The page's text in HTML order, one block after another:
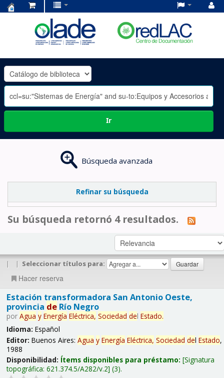
OLADE
-
Ir
Búsqueda avanzada
Refinar su búsqueda
Su búsqueda retornó 4 resultados.
| | Seleccionar títulos para:
Hacer reserva
Estación transformadora San Antonio Oeste,
provincia deRío Negro
por Agua y Energía Eléctrica, Sociedad del Estado.
Idioma: Español
Editor: Buenos Aires: Agua y Energía Eléctrica, Sociedad del Estado,
1988
Disponibilidad: Ítems disponibles para préstamo: Signatura
topográfica: 621.374.5/A282/v.2 (3).